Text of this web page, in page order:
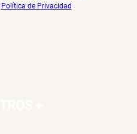
Política de Privacidad